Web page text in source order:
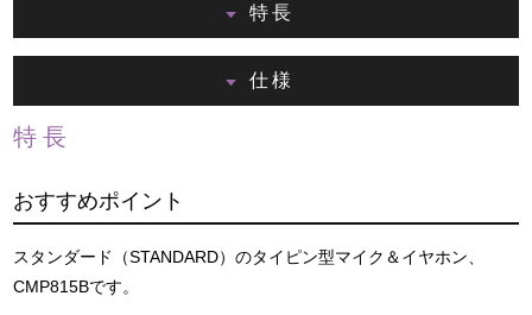
特長
仕様
特長
おすすめポイント
スタンダード（STANDARD）のタイピン型マイク＆イヤホン、
CMP815Bです。